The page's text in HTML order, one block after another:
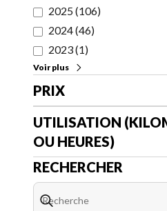
2025(106)
2024(46)
2023(1)
Voir plus
PRIX
UTILISATION
OU HEURES)
RECHERCHER